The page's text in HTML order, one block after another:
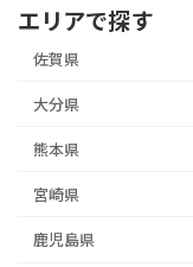
エリアで探す
佐賀県
大分県
熊本県
宮崎県
鹿児島県